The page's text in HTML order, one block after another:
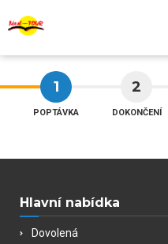
1
POPTÁVKA
2
DOKONČENÍ
Hlavní nabídka
Dovolená